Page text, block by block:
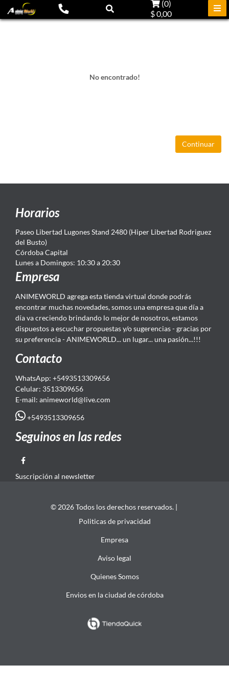
(0)
$ 0,00
No encontrado!
Continuar
Horarios
Paseo Libertad Lugones Stand 2480 (Hiper Libertad Rodriguez
del Busto)
Córdoba Capital
Lunes a Domingos: 10:30 a 20:30
Empresa
ANIMEWORLD agrega esta tienda virtual donde podrás
encontrar muchas novedades, somos una empresa que día a
día va creciendo brindando lo mejor de nosotros, estamos
dispuestos a escuchar propuestas y/o sugerencias - gracias por
su preferencia - ANIMEWORLD... un lugar... una pasión...!!!
Contacto
WhatsApp: +5493513309656
Celular: 3513309656
E-mail: animeworld@live.com
+5493513309656
Seguinos en las redes
Suscripción al newsletter
© 2026 Todos los derechos reservados. |
Politicas de privacidad
Empresa
Aviso legal
Quienes Somos
Envios en la ciudad de córdoba